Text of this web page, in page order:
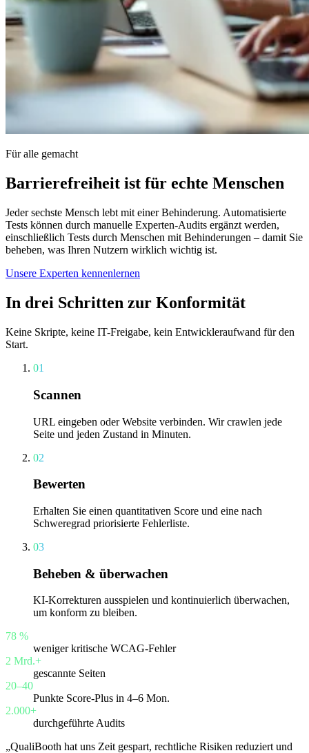
Für alle gemacht
Barrierefreiheit ist für echte Menschen
Jeder sechste Mensch lebt mit einer Behinderung. Automatisierte
Tests können durch manuelle Experten-Audits ergänzt werden,
einschließlich Tests durch Menschen mit Behinderungen – damit Sie
beheben, was Ihren Nutzern wirklich wichtig ist.
Unsere Experten kennenlernen
In drei Schritten zur Konformität
Keine Skripte, keine IT-Freigabe, kein Entwickleraufwand für den
Start.
01
Scannen
URL eingeben oder Website verbinden. Wir crawlen jede
Seite und jeden Zustand in Minuten.
02
Bewerten
Erhalten Sie einen quantitativen Score und eine nach
Schweregrad priorisierte Fehlerliste.
03
Beheben & überwachen
KI-Korrekturen ausspielen und kontinuierlich überwachen,
um konform zu bleiben.
78 %
weniger kritische WCAG-Fehler
2 Mrd.+
gescannte Seiten
20–40
Punkte Score-Plus in 4–6 Mon.
2.000+
durchgeführte Audits
„QualiBooth hat uns Zeit gespart, rechtliche Risiken reduziert und